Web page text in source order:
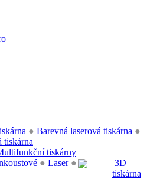
● Barevná laserová tiskárna ●
tiskárna
tiskárny
● Laser ●
3D
tiskárna